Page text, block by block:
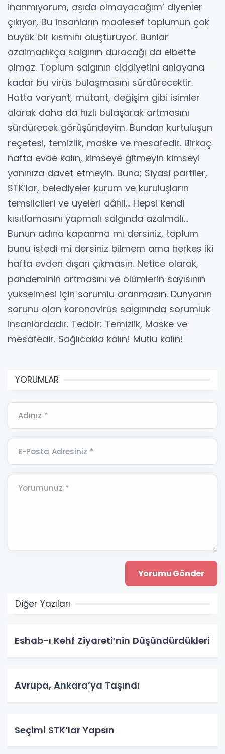
inanmıyorum, aşıda olmayacağım’ diyenler
çıkıyor, Bu insanların maalesef toplumun çok
büyük bir kısmını oluşturuyor. Bunlar
azalmadıkça salgının duracağı da elbette
olmaz. Toplum salgının ciddiyetini anlayana
kadar bu virüs bulaşmasını sürdürecektir.
Hatta varyant, mutant, değişim gibi isimler
alarak daha da hızlı bulaşarak artmasını
sürdürecek görüşündeyim. Bundan kurtuluşun
reçetesi, temizlik, maske ve mesafedir. Birkaç
hafta evde kalın, kimseye gitmeyin kimseyi
yanınıza davet etmeyin. Buna; Siyasi partiler,
STK’lar, belediyeler kurum ve kuruluşların
temsilcileri ve üyeleri dâhil… Hepsi kendi
kısıtlamasını yapmalı salgında azalmalı…
Bunun adına kapanma mı dersiniz, toplum
bunu istedi mi dersiniz bilmem ama herkes iki
hafta evden dışarı çıkmasın. Netice olarak,
pandeminin artmasını ve ölümlerin sayısının
yükselmesi için sorumlu aranmasın. Dünyanın
sorunu olan koronavirüs salgınında sorumluk
insanlardadır. Tedbir: Temizlik, Maske ve
mesafedir. Sağlıcakla kalın! Mutlu kalın!
YORUMLAR
Adınız *
E-Posta Adresiniz *
Yorumunuz *
Diğer Yazıları
Eshab-ı Kehf Ziyareti’nin Düşündürdükleri
Avrupa, Ankara’ya Taşındı
Seçimi STK’lar Yapsın